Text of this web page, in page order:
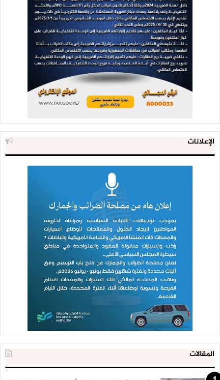
الإعلانات
المقالات